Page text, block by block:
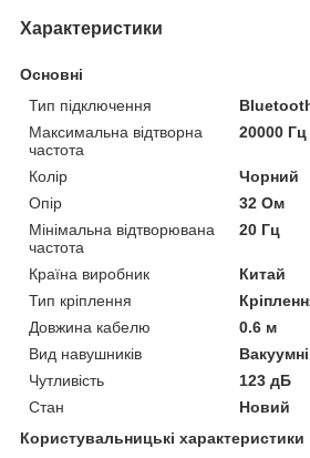
Характеристики
Основні
Тип підключення
Максимальна відтворна
частота
20000 Гц
Колір
Чорний
Опір
32 Ом
Мінімальна відтворювана
частота
20 Гц
Країна виробник
Китай
Тип кріплення
Довжина кабелю
0.6 м
Вид навушників
Вакуумні
Чутливість
123 дБ
Стан
Новий
Користувальницькі характеристики